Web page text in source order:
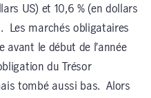
US) et 10,6 % (en dollars
Les marchés obligataires
le début de l’année
du Trésor
tombé aussi bas. Alors